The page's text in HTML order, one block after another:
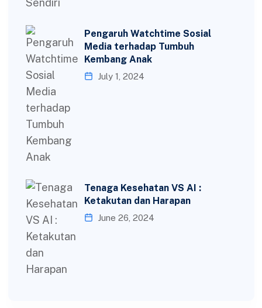
Pengaruh Watchtime Sosial
Media terhadap Tumbuh
Kembang Anak
July 1, 2024
Tenaga Kesehatan VS AI :
Ketakutan dan Harapan
June 26, 2024